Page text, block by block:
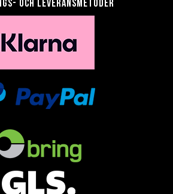
och leveransmetoder